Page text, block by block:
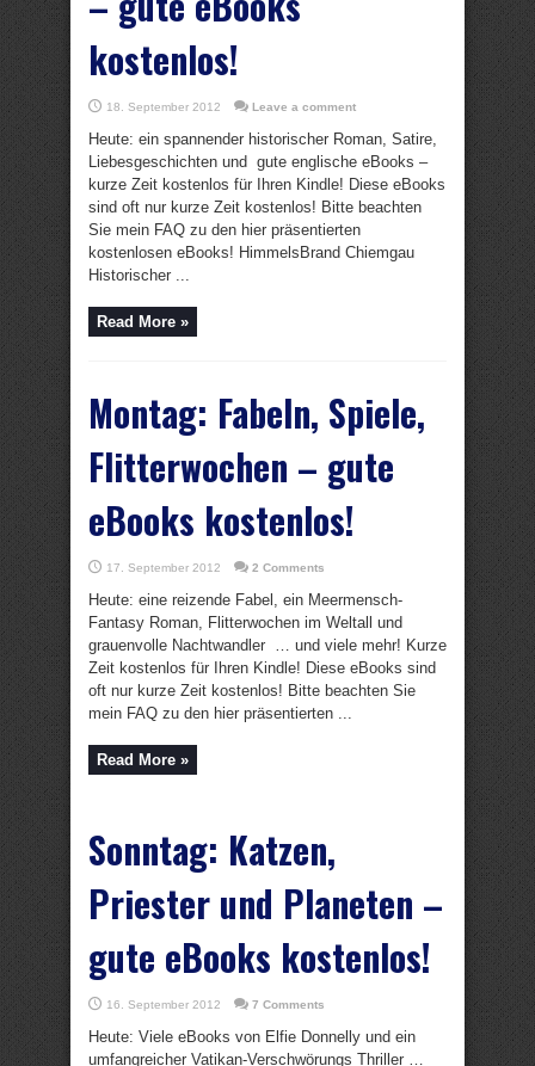
kostenlos!
18. September 2012 Leave a comment
Heute: ein spannender historischer Roman, Satire,
Liebesgeschichten und gute englische eBooks –
kurze Zeit kostenlos für Ihren Kindle! Diese eBooks
sind oft nur kurze Zeit kostenlos! Bitte beachten
Sie mein FAQ zu den hier präsentierten
kostenlosen eBooks! HimmelsBrand Chiemgau
Historischer ...
Read More »
Montag: Fabeln, Spiele,
Flitterwochen – gute
eBooks kostenlos!
17. September 2012 2 Comments
Heute: eine reizende Fabel, ein Meermensch-
Fantasy Roman, Flitterwochen im Weltall und
grauenvolle Nachtwandler … und viele mehr! Kurze
Zeit kostenlos für Ihren Kindle! Diese eBooks sind
oft nur kurze Zeit kostenlos! Bitte beachten Sie
mein FAQ zu den hier präsentierten ...
Read More »
Sonntag: Katzen,
Priester und Planeten –
gute eBooks kostenlos!
16. September 2012 7 Comments
Heute: Viele eBooks von Elfie Donnelly und ein
umfangreicher Vatikan-Verschwörungs Thriller …